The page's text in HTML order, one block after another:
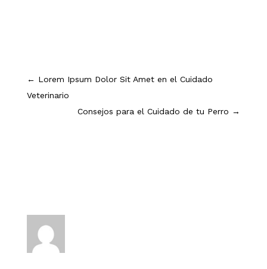
← Lorem Ipsum Dolor Sit Amet en el Cuidado
Veterinario
Consejos para el Cuidado de tu Perro →